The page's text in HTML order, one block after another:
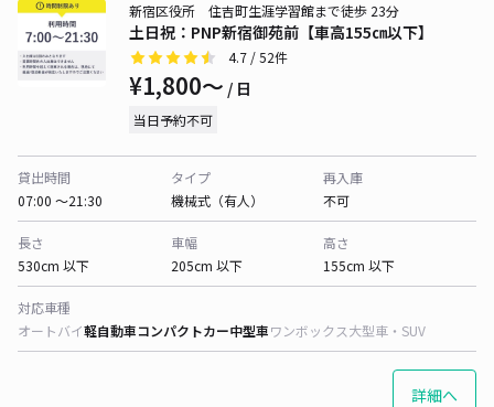
土日祝：PNP新宿御苑前【車高155㎝以下】
新宿区役所 住吉町生涯学習館まで徒歩 23分
4.7 / 52件
¥1,800〜 / 日
当日予約不可
貸出時間
07:00 〜21:30
タイプ
機械式（有人）
再入庫
不可
長さ
530cm 以下
車幅
205cm 以下
高さ
155cm 以下
対応車種
オートバイ軽自動車コンパクトカー中型車ワンボックス大型車・SUV
詳細へ